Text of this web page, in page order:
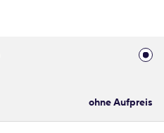
ohne Aufpreis